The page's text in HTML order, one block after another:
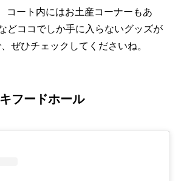
コート内にはお土産コーナーもあ
どココでしか手に入らないグッズが
ぜひチェックしてくださいね。
フードホール